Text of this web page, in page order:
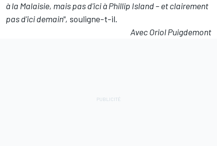
à la Malaisie, mais pas d'ici à Phillip Island – et clairement
pas d'ici demain", souligne-t-il.
Avec Oriol Puigdemont